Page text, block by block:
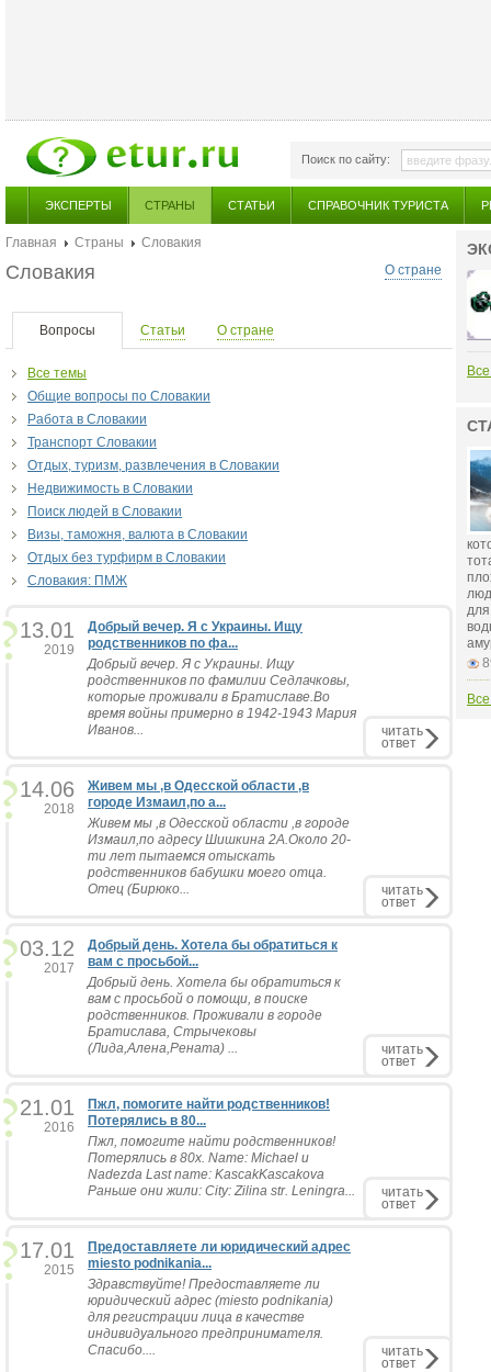
Поиск по сайту:
ЭКСПЕРТЫ СТРАНЫ СТАТЬИ СПРАВОЧНИК ТУРИСТА
Главная Страны
Словакия
О стране
Словакия
Вопросы Статьи О стране
Все темы
Общие вопросы по Словакии
Работа в Словакии
Транспорт Словакии
Отдых, туризм, развлечения в Словакии
Недвижимость в Словакии
Поиск людей в Словакии
Визы, таможня, валюта в Словакии
Отдых без турфирм в Словакии
Словакия: ПМЖ
13.01
2019
Добрый вечер. Я с Украины. Ищу
родственников по фа...
Добрый вечер. Я с Украины. Ищу
родственников по фамилии Седлачковы,
которые проживали в Братиславе.Во
время войны примерно в 1942-1943 Мария
Иванов...
читать
ответ
14.06
2018
Живем мы ,в Одесской области ,в
городе Измаил,по а...
Живем мы ,в Одесской области ,в городе
Измаил,по адресу Шишкина 2А.Около 20-
ти лет пытаемся отыскать
родственников бабушки моего отца.
Отец (Бирюко...
читать
ответ
03.12
2017
Добрый день. Хотела бы обратиться к
вам с просьбой...
Добрый день. Хотела бы обратиться к
вам с просьбой о помощи, в поиске
родственников. Проживали в городе
Братислава, Стрычековы
(Лида,Алена,Рената) ...
читать
ответ
21.01
2016
Пжл, помогите найти родственников!
Потерялись в 80...
Пжл, помогите найти родственников!
Потерялись в 80х. Name: Michael и
Nadezda Last name: KascakKascakova
Раньше они жили: City: Zilina str. Leningra...
читать
ответ
17.01
2015
Предоставляете ли юридический адрес
miesto podnikania...
Здравствуйте! Предоставляете ли
юридический адрес (miesto podnikania)
для регистрации лица в качестве
индивидуального предпринимателя.
Спасибо....
читать
ответ